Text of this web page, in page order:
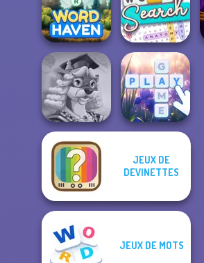
Cryptogram:
Word Brain
Puzzle
OMG Word
Rainbow
Word Haven
Word Search
Puzzle
Words With Prof.
Wisely
JEUX DE
DEVINETTES
JEUX DE MOTS